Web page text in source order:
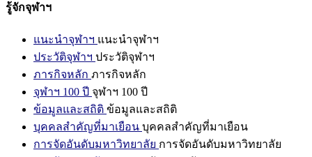
รู้จักจุฬาฯ
แนะนำจุฬาฯ แนะนำจุฬาฯ
ประวัติจุฬาฯ ประวัติจุฬาฯ
ภารกิจหลัก ภารกิจหลัก
จุฬาฯ 100 ปี จุฬาฯ 100 ปี
ข้อมูลและสถิติ ข้อมูลและสถิติ
บุคคลสำคัญที่มาเยือน บุคคลสำคัญที่มาเยือน
การจัดอันดับมหาวิทยาลัย การจัดอันดับมหาวิทยาลัย